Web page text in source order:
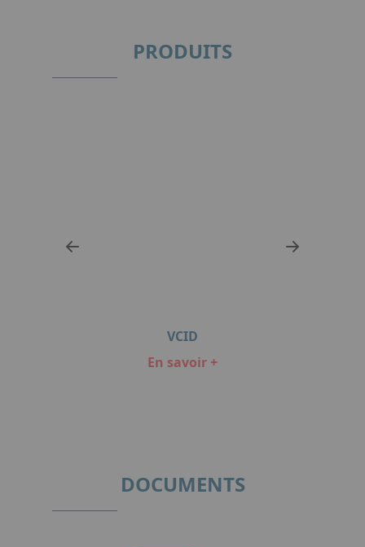
PRODUITS
VCID
En savoir +
DOCUMENTS